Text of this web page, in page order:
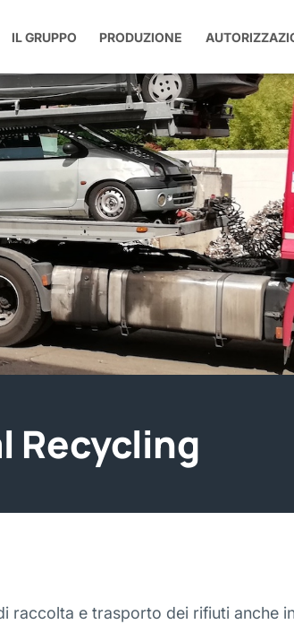
IL GRUPPO PRODUZIONE
Recycling
raccolta e trasporto dei rifiuti anche